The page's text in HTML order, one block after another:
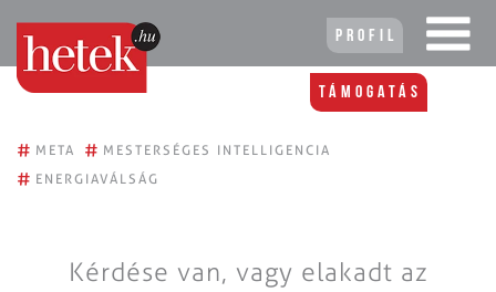
Profil
Támogatás
# META # MESTERSÉGES INTELLIGENCIA
# ENERGIAVÁLSÁG
Kérdése van, vagy elakadt az